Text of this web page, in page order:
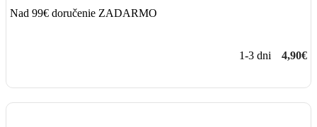
Nad 99€ doručenie ZADARMO
1-3 dni 4,90€